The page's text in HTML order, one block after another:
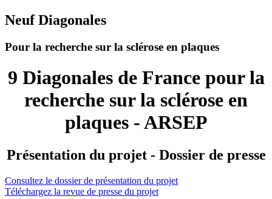
Neuf Diagonales
Pour la recherche sur la sclérose en plaques
9 Diagonales de France pour la
recherche sur la sclérose en
plaques - ARSEP
Présentation du projet - Dossier de presse
Consultez le dossier de présentation du projet
Téléchargez la revue de presse du projet